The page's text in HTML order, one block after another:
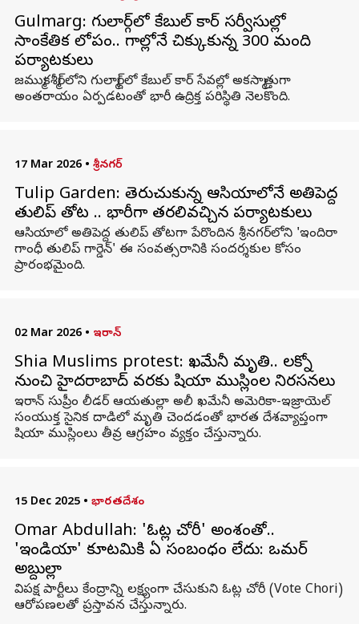
Gulmarg: గుల్మార్గ్‌లో కేబుల్‌ కార్ సర్వీసుల్లో
సాంకేతిక లోపం.. గాల్లోనే చిక్కుకున్న 300 మంది
పర్యాటకులు
జమ్ముకశ్మీర్‌లోని గుల్మార్గ్‌లో కేబుల్‌ కార్‌ సేవల్లో అకస్మాత్తుగా
అంతరాయం ఏర్పడటంతో భారీ ఉద్రిక్త పరిస్థితి నెలకొంది.
17 Mar 2026 • శ్రీనగర్
Tulip Garden: తెరుచుకున్న ఆసియాలోనే అతిపెద్ద
తులిప్ తోట .. భారీగా తరలివచ్చిన పర్యాటకులు
ఆసియాలో అతిపెద్ద తులిప్‌ తోటగా పేరొందిన శ్రీనగర్‌లోని 'ఇందిరా
గాంధీ తులిప్‌ గార్డెన్‌' ఈ సంవత్సరానికి సందర్శకుల కోసం
ప్రారంభమైంది.
02 Mar 2026 • ఇరాన్
Shia Muslims protest: ఖమేనీ మృతి.. లక్నో
నుంచి హైదరాబాద్ వరకు షియా ముస్లింల నిరసనలు
ఇరాన్ సుప్రీం లీడర్ ఆయతుల్లా అలీ ఖమేనీ అమెరికా-ఇజ్రాయెల్
సంయుక్త సైనిక దాడిలో మృతి చెందడంతో భారత దేశవ్యాప్తంగా
షియా ముస్లింలు తీవ్ర ఆగ్రహం వ్యక్తం చేస్తున్నారు.
15 Dec 2025 • భారతదేశం
Omar Abdullah: 'ఓట్ల చోరీ' అంశంతో..
'ఇండియా' కూటమికి ఏ సంబంధం లేదు: ఒమర్‌
అబ్దుల్లా
విపక్ష పార్టీలు కేంద్రాన్ని లక్ష్యంగా చేసుకుని ఓట్ల చోరీ (Vote Chori)
ఆరోపణలతో ప్రస్తావన చేస్తున్నారు.